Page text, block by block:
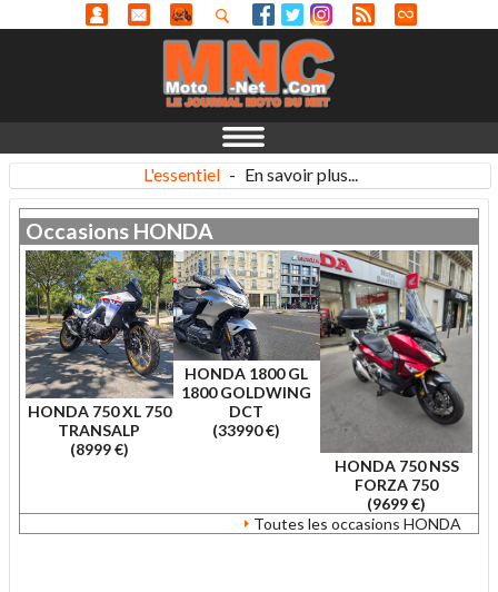
L'essentiel - En savoir plus...
Occasions HONDA
HONDA 750 XL 750
TRANSALP
(8999 €)
HONDA 1800 GL
1800 GOLDWING
DCT
(33990 €)
HONDA 750 NSS
FORZA 750
(9699 €)
Toutes les occasions HONDA